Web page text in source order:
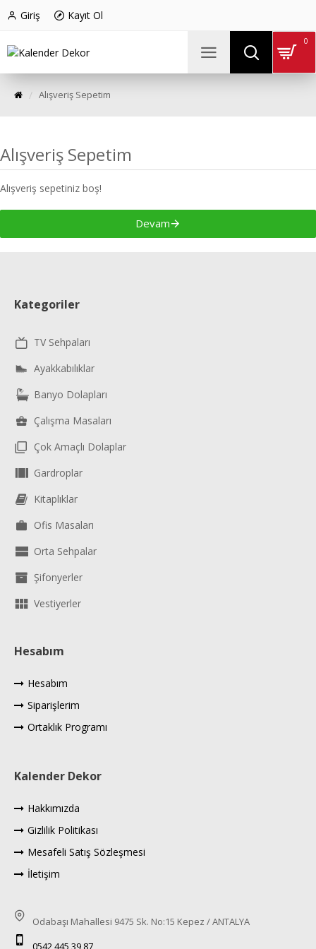
Giriş Kayıt Ol
0
Alışveriş Sepetim
Alışveriş Sepetim
Alışveriş sepetiniz boş!
Devam
Kategoriler
TV Sehpaları
Ayakkabılıklar
Banyo Dolapları
Çalışma Masaları
Çok Amaçlı Dolaplar
Gardroplar
Kitaplıklar
Ofis Masaları
Orta Sehpalar
Şifonyerler
Vestiyerler
Hesabım
Hesabım
Siparişlerim
Ortaklık Programı
Kalender Dekor
Hakkımızda
Gizlilik Politikası
Mesafeli Satış Sözleşmesi
İletişim
Odabaşı Mahallesi 9475 Sk. No:15 Kepez / ANTALYA
0542 445 39 87